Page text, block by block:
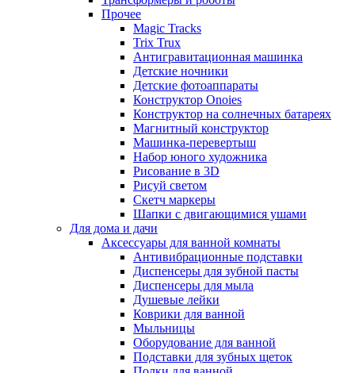
Прочее
Magic Tracks
Trix Trux
Антигравитационная машинка
Детские ночники
Детские фотоаппараты
Конструктор Onoies
Конструктор на солнечных батареях
Магнитный конструктор
Машинка-перевертыш
Набор юного художника
Рисование в 3D
Рисуй светом
Скетч маркеры
Шапки с двигающимися ушами
Для дома и дачи
Аксессуары для ванной комнаты
Антивибрационные подставки
Диспенсеры для зубной пасты
Диспенсеры для мыла
Душевые лейки
Коврики для ванной
Мыльницы
Оборудование для ванной
Подставки для зубных щеток